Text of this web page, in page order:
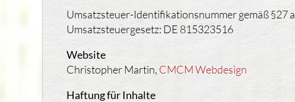
Umsatzsteuer-Identifikationsnummer gemäß §27 a
Umsatzsteuergesetz: DE 815323516
Website
Christopher Martin, CMCM Webdesign
Haftung für Inhalte